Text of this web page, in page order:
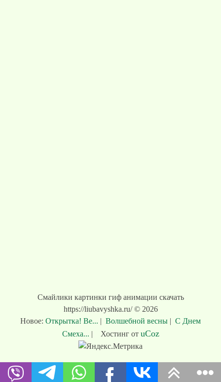
Смайлики картинки гиф анимации скачать
https://liubavyshka.ru/ © 2026
Новое: Открытка! Ве... | Волшебной весны | С Днем
Смеха... | Хостинг от uCoz